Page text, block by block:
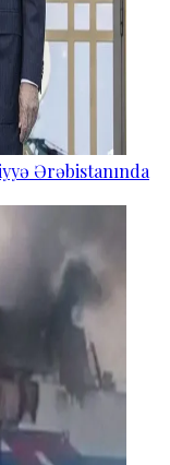
Ərəbistanında